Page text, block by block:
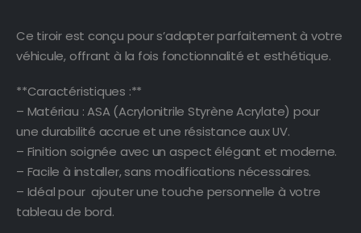
Ce tiroir est conçu pour s’adapter parfaitement à votre
véhicule, offrant à la fois fonctionnalité et esthétique.
**Caractéristiques :**
– Matériau : ASA (Acrylonitrile Styrène Acrylate) pour
une durabilité accrue et une résistance aux UV.
– Finition soignée avec un aspect élégant et moderne.
– Facile à installer, sans modifications nécessaires.
– Idéal pour ajouter une touche personnelle à votre
tableau de bord.